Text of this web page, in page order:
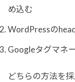
め込む
WordPressの
Googleタグマネ
どちらの方法を